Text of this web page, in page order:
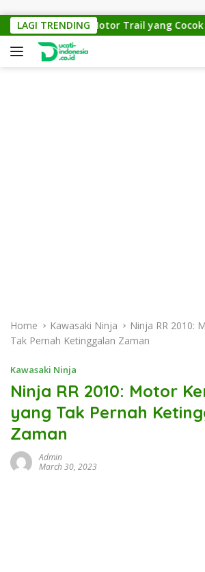
LAGI TRENDING
Cross 150: Motor Trail yang Cocok
Home Kawasaki Ninja
Ninja RR 2010:
Tak Pernah Ketinggalan Zaman
Kawasaki Ninja
Ninja RR 2010: Motor
yang Tak Pernah
Zaman
Admin
March 30, 2023